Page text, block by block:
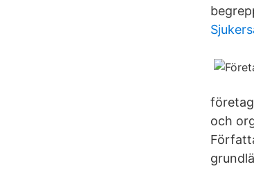
och